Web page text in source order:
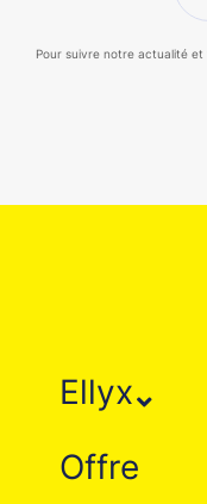
Pour suivre notre actualité et
Ellyx
Offre